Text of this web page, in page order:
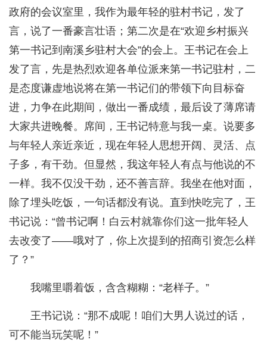
政府的会议室里，我作为最年轻的驻村书记，发了
言，说了一番豪言壮语；第二次是在“欢迎乡村振兴
第一书记到南溪乡驻村大会”的会上。王书记在会上
发了言，先是热烈欢迎各单位派来第一书记驻村，二
是态度谦虚地说将在第一书记们的带领下向目标奋
进，力争在此期间，做出一番成绩，最后设了薄席请
大家共进晚餐。席间，王书记特意与我一桌。说要多
与年轻人亲近亲近，现在年轻人思想开阔、灵活、点
子多，有干劲。但显然，我这年轻人有点与他说的不
一样。我不仅没干劲，还不善言辞。我坐在他对面，
除了埋头吃饭，一句话都没有说。直到快吃完了，王
书记说：“曾书记啊！白云村就靠你们这一批年轻人
去改变了——哦对了，你上次提到的招商引资怎么样
了？”
我嘴里嚼着饭，含含糊糊：“老样子。”
王书记说：“那不成呢！咱们大男人说过的话，
可不能当玩笑呢！”